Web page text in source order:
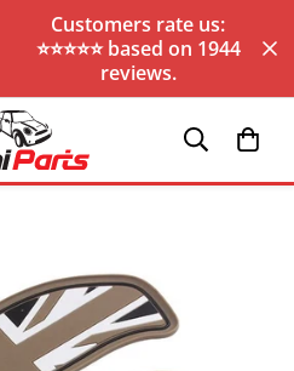
Customers rate us:
⭐️⭐️⭐️⭐️⭐️ based on 1944
reviews.